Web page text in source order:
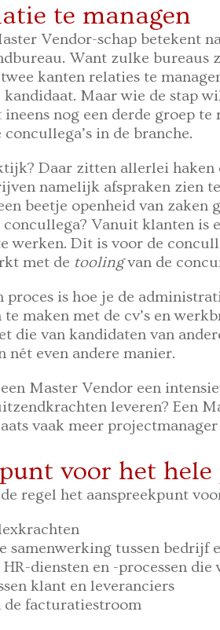
te managen
Vendor-schap betekent
Want zulke bureaus
kanten relaties te
Maar wie de stap
nog een derde groep te
in de branche.
Daar zitten allerlei haken
namelijk afspraken zien
beetje openheid van zaken
Vanuit klanten is
werken. Dit is voor de
met de toolingvan de
proces is hoe je de
maken met de cv’s en
die van kandidaten van
nét even andere manier.
Master Vendor een
leveren? Een
vaak meer
voor het hele
regel het aanspreekpunt
samenwerking tussen bedrijf
diensten en -processen die
klant en leveranciers
facturatiestroom